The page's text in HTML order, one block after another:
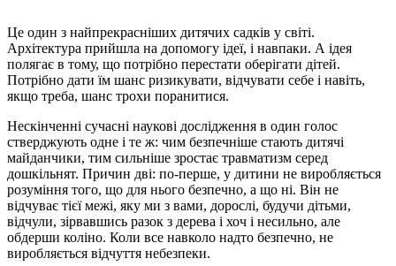
Це один з найпрекрасніших дитячих садків у світі.
Архітектура прийшла на допомогу ідеї, і навпаки. А ідея
полягає в тому, що потрібно перестати оберігати дітей.
Потрібно дати їм шанс ризикувати, відчувати себе і навіть,
якщо треба, шанс трохи поранитися.
Нескінченні сучасні наукові дослідження в один голос
стверджують одне і те ж: чим безпечніше стають дитячі
майданчики, тим сильніше зростає травматизм серед
дошкільнят. Причин дві: по-перше, у дитини не виробляється
розуміння того, що для нього безпечно, а що ні. Він не
відчуває тієї межі, яку ми з вами, дорослі, будучи дітьми,
відчули, зірвавшись разок з дерева і хоч і несильно, але
обдерши коліно. Коли все навколо надто безпечно, не
виробляється відчуття небезпеки.